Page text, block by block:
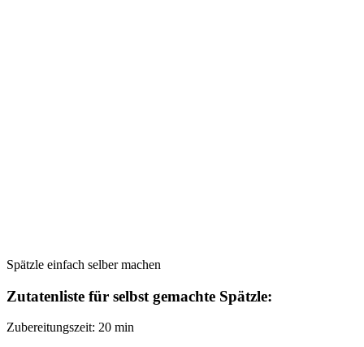
Spätzle einfach selber machen
Zutatenliste für selbst gemachte Spätzle:
Zubereitungszeit: 20 min